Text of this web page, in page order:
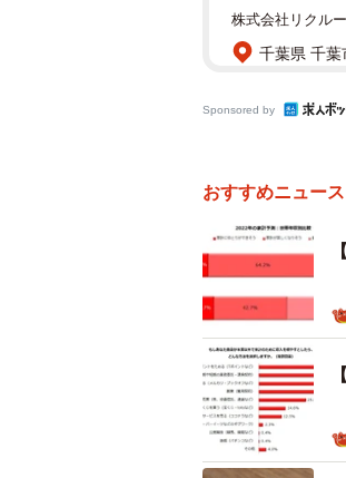
株式会社リクル
千葉県 千葉
Sponsored by
おすすめニュース